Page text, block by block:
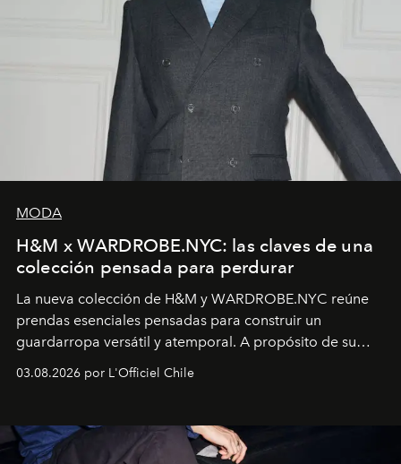
MODA
H&M x WARDROBE.NYC: las claves de una
colección pensada para perdurar
La nueva colección de H&M y WARDROBE.NYC reúne
prendas esenciales pensadas para construir un
guardarropa versátil y atemporal. A propósito de su
lanzamiento, los fundadores de la firma neoyorquina y
la asesora creativa y jefa de diseño global de la marca
y la filosofía detrás de la propuesta.
03.08.2026 por L'Officiel Chile